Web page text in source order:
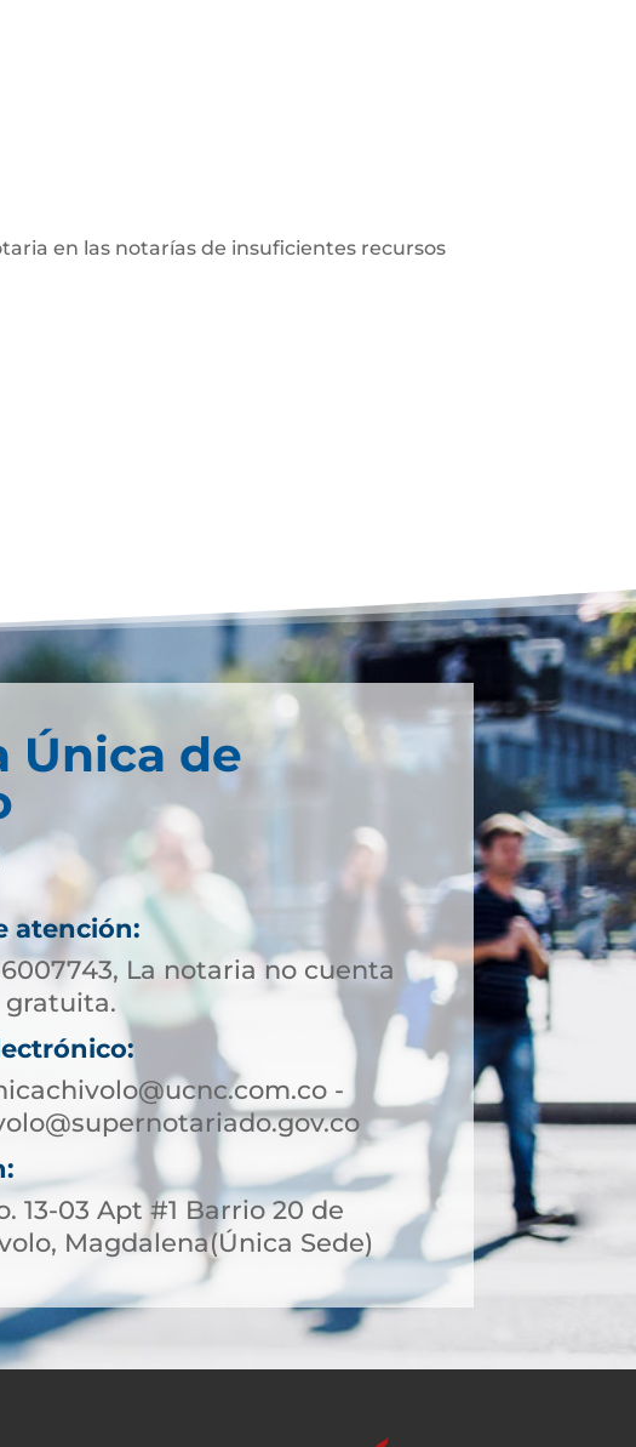
en las notarías de insuficientes recursos
Única de
atención:
La notaria no cuenta
gratuita.
-
13-03 Apt #1 Barrio 20 de
Magdalena(Única Sede)